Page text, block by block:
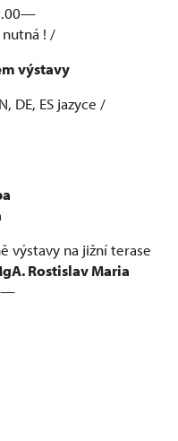
! /
výstavy
DE, ES jazyce /
výstavy na jižní terase
Rostislav Maria